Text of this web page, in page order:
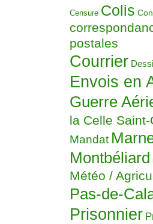
Censure Colis
postales
Courrier
Envois en
Guerre
la Celle Saint-
Mandat
Montbéliard
Météo /
Pas-de-
Prisonnier